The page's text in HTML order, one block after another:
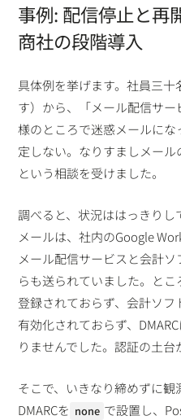
事例: 配信停止と再
商社の段階導入
具体例を挙げます。社員三
す）から、「メール配信サ
様のところで迷惑メールに
定しない。なりすましメール
という相談を受けました。
調べると、状況ははっきり
メールは、社内のGoogle
メール配信サービスと会計
らも送られていました。と
登録されておらず、会計ソ
有効化されておらず、
りませんでした。認証の土台
そこで、いきなり締めずに
DMARCを none で設置し、